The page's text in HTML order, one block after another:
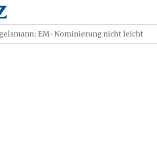
EM-Nominierung nicht leicht